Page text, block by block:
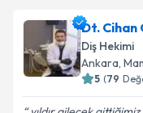
Dt. Cihan
Diş Hekimi
Ankara,
5 (79